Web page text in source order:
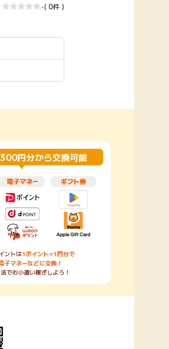
情報
-( 0件 )
円分から交換可能
ントは1ポイント=1円分で
子マネーなどに交換！
でお小遣い稼ぎしよう！